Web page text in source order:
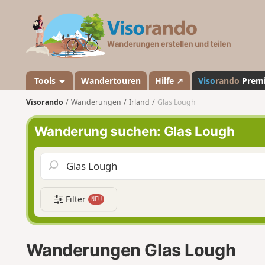
a
n
o
Tools Wandertouren Hilfe ↗ Visorando
Visorando Wanderungen Irland Glas Lough
Wanderung suchen: Glas Lough
Filter NEU
Wanderungen Glas Lough